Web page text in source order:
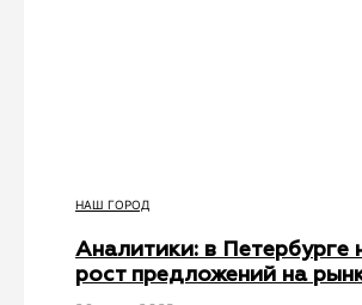
НАШ ГОРОД
Аналитики: в Петербурге
рост предложений на